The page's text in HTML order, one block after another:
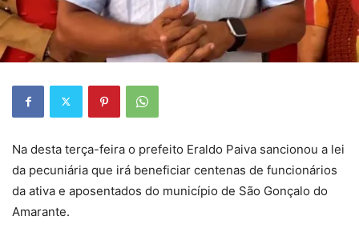
Na desta terça-feira o prefeito Eraldo Paiva sancionou a lei
da pecuniária que irá beneficiar centenas de funcionários
da ativa e aposentados do município de São Gonçalo do
Amarante.